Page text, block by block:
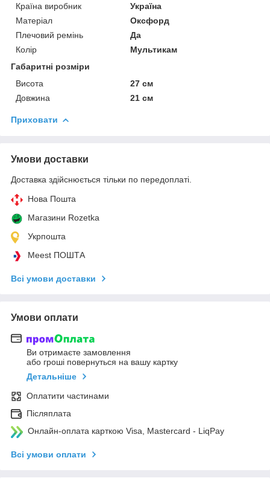
Країна виробник
Україна
Матеріал
Оксфорд
Плечовий ремінь
Да
Колір
Мультикам
Габаритні розміри
Висота
27 см
Довжина
21 см
Приховати
Умови доставки
Доставка здійснюється тільки по передоплаті.
Нова Пошта
Магазини Rozetka
Укрпошта
Meest ПОШТА
Всі умови доставки
Умови оплати
Ви отримаєте замовлення
або гроші повернуться на вашу картку
Детальніше
Оплатити частинами
Післяплата
Онлайн-оплата карткою Visa, Mastercard - LiqPay
Всі умови оплати